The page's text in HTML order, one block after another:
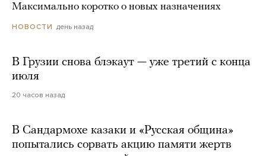
Максимально коротко о новых назначениях
НОВОСТИ день назад
В Грузии снова блэкаут — уже третий с конца
июля
20 часов назад
В Сандармохе казаки и «Русская община»
попытались сорвать акцию памяти жертв